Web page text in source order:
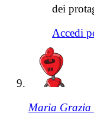
dei
Accedi
Maria Grazia